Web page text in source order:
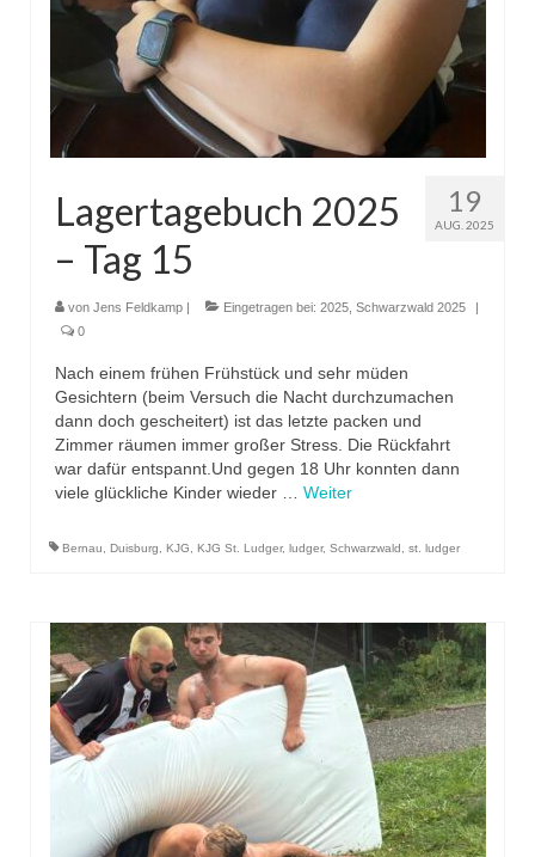
19
AUG. 2025
Lagertagebuch 2025
– Tag 15
von Jens Feldkamp | Eingetragen bei: 2025 Schwarzwald 2025
|
0
Nach einem frühen Frühstück und sehr müden
Gesichtern (beim Versuch die Nacht durchzumachen
dann doch gescheitert) ist das letzte packen und
Zimmer räumen immer großer Stress. Die Rückfahrt
war dafür entspannt.Und gegen 18 Uhr konnten dann
viele glückliche Kinder wieder … Weiter
Bernau Duisburg KJG KJG St. Ludger, ludger, Schwarzwald st. ludger